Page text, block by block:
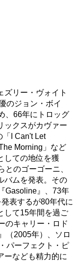
ズリー・ヴォイト
のジョン・ボイ
、66年にトロッグ
ックスがカヴァー
「I Can't Let
Morning」など
しての地位を獲
のゴーゴーニ、
バムを発表。その
Gasoline』、73年
表するが80年代に
して15年間を過ご
のキャリー・ロド
（2005年）、ソロ
パーフェクト・ピ
ーなども精力的に